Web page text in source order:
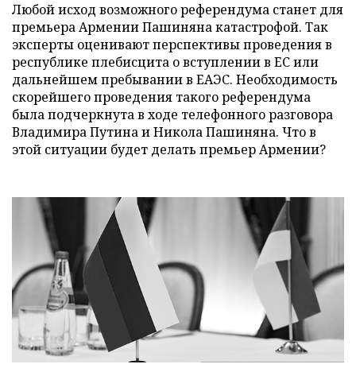
Любой исход возможного референдума станет для
премьера Армении Пашиняна катастрофой. Так
эксперты оценивают перспективы проведения в
республике плебисцита о вступлении в ЕС или
дальнейшем пребывании в ЕАЭС. Необходимость
скорейшего проведения такого референдума
была подчеркнута в ходе телефонного разговора
Владимира Путина и Никола Пашиняна. Что в
этой ситуации будет делать премьер Армении?